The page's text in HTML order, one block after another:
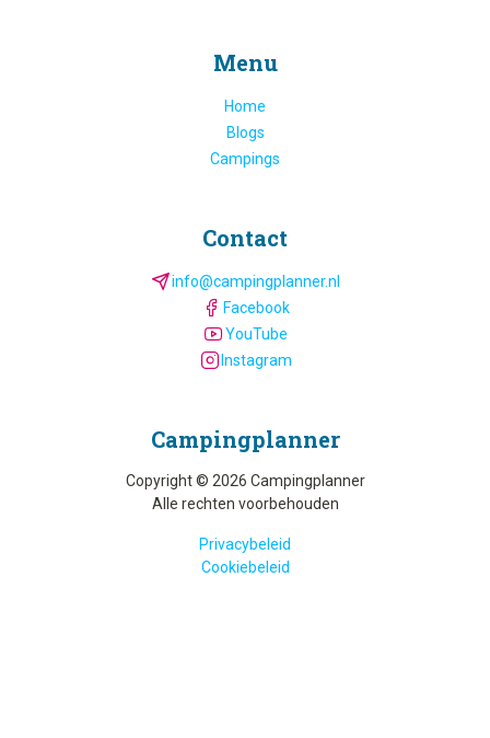
Menu
Home
Blogs
Campings
Contact
info@campingplanner.nl
Facebook
YouTube
Instagram
Camping­planner
Copyright © 2026 Campingplanner
Alle rechten voorbehouden
Privacybeleid
Cookiebeleid